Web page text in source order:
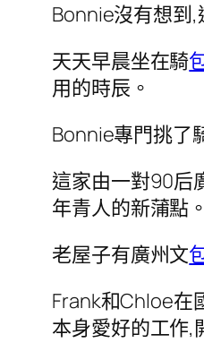
Bonnie沒有想到,
天天早晨坐在騎
用的時辰。
Bonnie專門挑了
這家由一對90后
年青人的新蒲點。
老屋子有廣州文
Frank和Chloe在
本身愛好的工作,